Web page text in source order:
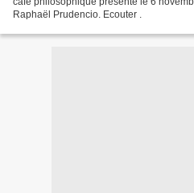
Raphaël Prudencio. Ecouter .